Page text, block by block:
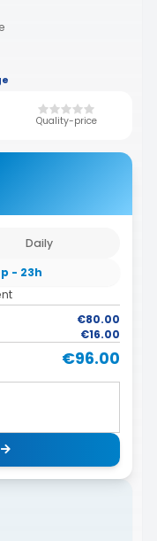
Quality-price
Daily
- 23h
€80.00
€16.00
€96.00